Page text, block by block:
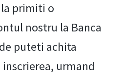
primiti o
nostru la Banca
puteti achita
urmand